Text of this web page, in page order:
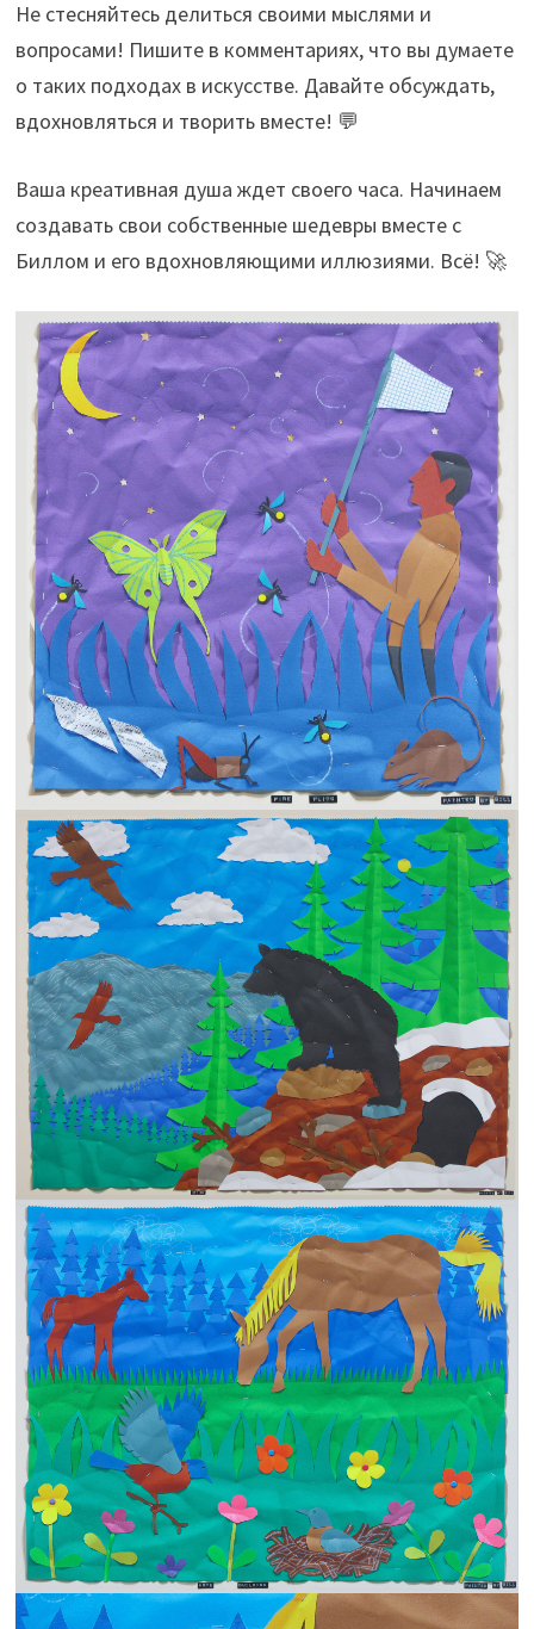
Не стесняйтесь делиться своими мыслями и
вопросами! Пишите в комментариях, что вы думаете
о таких подходах в искусстве. Давайте обсуждать,
вдохновляться и творить вместе! 💬
Ваша креативная душа ждет своего часа. Начинаем
создавать свои собственные шедевры вместе с
Биллом и его вдохновляющими иллюзиями. Всё! 🚀